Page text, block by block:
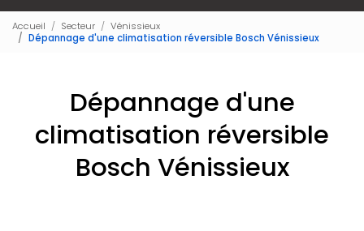
Accueil Secteur
Vénissieux
Dépannage d'une climatisation réversible Bosch Vénissieux
Dépannage d'une
climatisation réversible
Bosch Vénissieux